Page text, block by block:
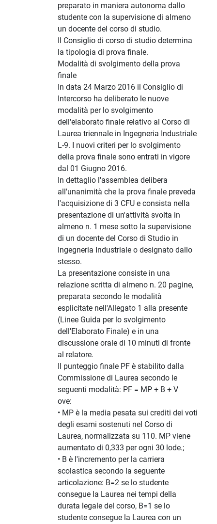
preparato in maniera autonoma dallo
studente con la supervisione di almeno
un docente del corso di studio.
Il Consiglio di corso di studio determina
la tipologia di prova finale.
Modalità di svolgimento della prova
finale
In data 24 Marzo 2016 il Consiglio di
Intercorso ha deliberato le nuove
modalità per lo svolgimento
dell'elaborato finale relativo al Corso di
Laurea triennale in Ingegneria Industriale
L-9. I nuovi criteri per lo svolgimento
della prova finale sono entrati in vigore
dal 01 Giugno 2016.
In dettaglio l'assemblea delibera
all'unanimità che la prova finale preveda
l'acquisizione di 3 CFU e consista nella
presentazione di un'attività svolta in
almeno n. 1 mese sotto la supervisione
di un docente del Corso di Studio in
Ingegneria Industriale o designato dallo
stesso.
La presentazione consiste in una
relazione scritta di almeno n. 20 pagine,
preparata secondo le modalità
esplicitate nell'Allegato 1 alla presente
(Linee Guida per lo svolgimento
dell'Elaborato Finale) e in una
discussione orale di 10 minuti di fronte
al relatore.
Il punteggio finale PF è stabilito dalla
Commissione di Laurea secondo le
seguenti modalità: PF = MP + B + V
ove:
• MP è la media pesata sui crediti dei voti
degli esami sostenuti nel Corso di
Laurea, normalizzata su 110. MP viene
aumentato di 0,333 per ogni 30 lode.;
• B è l'incremento per la carriera
scolastica secondo la seguente
articolazione: B=2 se lo studente
consegue la Laurea nei tempi della
durata legale del corso, B=1 se lo
studente consegue la Laurea con un